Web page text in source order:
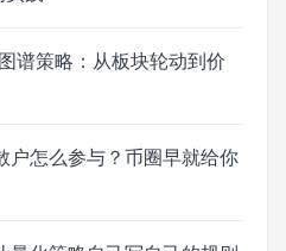
谱策略：从板块轮动到价
户怎么参与？币圈早就给你